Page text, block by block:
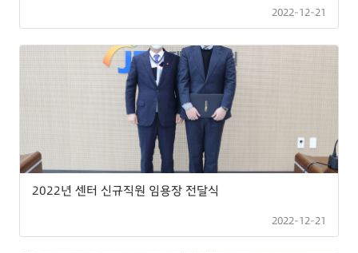
2022-12-21
2022년 센터 신규직원 임용장 전달식
2022-12-21